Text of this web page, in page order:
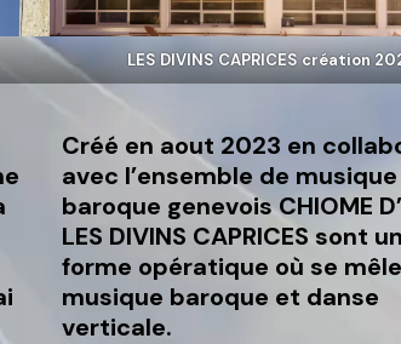
LES DIVINS CAPRICES création
Créé en aout 2023 en
avec l’ensemble de musique
baroque genevois CHIOME
LES DIVINS CAPRICES sont
forme opératique où se
musique baroque et danse
verticale.